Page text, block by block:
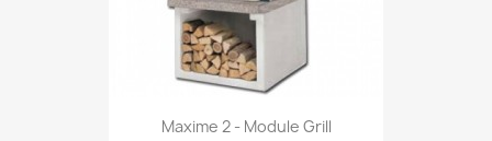
Maxime 2 - Module Grill